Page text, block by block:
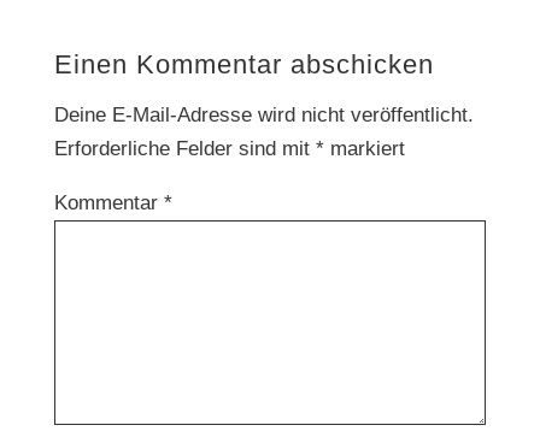
Einen Kommentar abschicken
Deine E-Mail-Adresse wird nicht veröffentlicht.
Erforderliche Felder sind mit *markiert
Kommentar *